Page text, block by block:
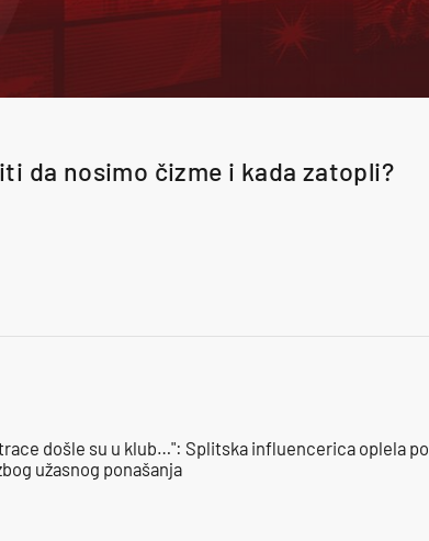
da nosimo čizme i kada zatopli?
došle su u klub…": Splitska influencerica oplela po
užasnog ponašanja